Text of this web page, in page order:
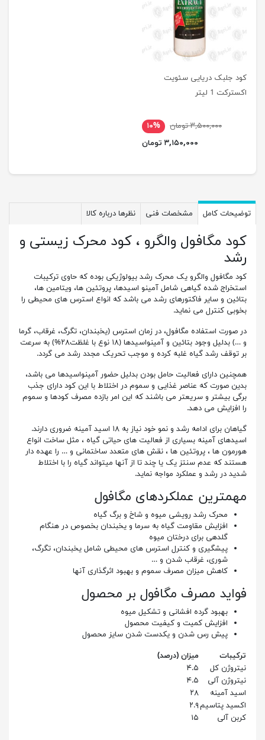
کود جلبک دریایی سئویت
اکسترکت 1 لیتر
۳,۵۰۰,۰۰۰ تومان
۱۰%
۳,۱۵۰,۰۰۰ تومان
توضیحات کامل مشخصات فنی نظرها درباره کالا
کود مگافول والگرو ، کود محرک زیستی و
رشد
کود مگافول والگرو یک محرک رشد بیولوژیکی بوده که حاوی ترکیبات
استخراج شده گیاهی شامل آمینو اسیدها، پروتئین ها، ویتامین ها،
بتائین و سایر فاکتورهای رشد می باشد که انواع استرس های محیطی را
بخوبی کنترل می نماید.
در صورت استفاده مگافول، در زمان استرس (یخبندان، تگرگ، غرقاب، گرما
و …) بدلیل وجود بتائین و آمینواسیدها (۱۸ نوع با غلظت۲۸%) به سرعت
بر توقف رشد گیاه غلبه کرده و موجب تحریک مجدد رشد می گردد.
همچنین دارای فعالیت حامل بودن بدلیل حضور آمینواسیدها می باشد،
بدین صورت که عناصر غذایی و سموم در اختلاط با این کود دارای جذب
برگی بیشتر و سریعتر می باشند که این امر بازده مصرف کودها و سموم
را افزایش می دهد.
گیاهان برای ادامه رشد و نمو خود نیاز به ۱۸ اسید آمینه ضروری دارند.
اسیدهای آمینه بسیاری از فعالیت های حیاتی گیاه ، مثل ساخت انواع
هورمون ها ، پروتئین ها ، نقش های متعدد ساختمانی و … را عهده دار
هستند که عدم سنتز یک یا چند تا از آنها میتواند گیاه را با اختلاط
شدید در رشد و عملکرد مواجه نماید.
مهمترین عملکردهای مگافول
محرک رشد رویشی میوه و شاخ و برگ گیاه
افزایش مقاومت گیاه به سرما و یخبندان بخصوص در هنگام
گلدهی برای درختان میوه
پیشگیری و کنترل استرس های محیطی شامل یخبندان، تگرگ،
شوری، غرقاب شدن و …
کاهش میزان مصرف سموم و بهبود اثرگذاری آنها
فواید مصرف مگافول بر محصول
بهبود گرده افشانی و تشکیل میوه
افزایش کمیت و کیفیت محصول
پیش رس شدن و یکدست شدن سایز محصول
ترکیبات
میزان (درصد)
نیتروژن کل
۴.۵
نیتروژن آلی
۴.۵
اسید آمینه
۲۸
اکسید پتاسیم۲.۹
کربن آلی
۱۵